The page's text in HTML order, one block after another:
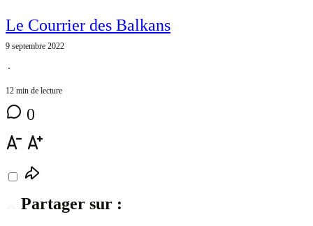
Le Courrier des Balkans
9 septembre 2022
⋅
12 min de lecture
0
Partager sur :